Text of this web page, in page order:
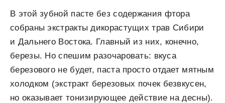
В этой зубной пасте без содержания фтора
собраны экстракты дикорастущих трав Сибири
и Дальнего Востока. Главный из них, конечно,
березы. Но спешим разочаровать: вкуса
березового не будет, паста просто отдает мятным
холодком (экстракт березовых почек безвкусен,
но оказывает тонизирующее действие на десны).